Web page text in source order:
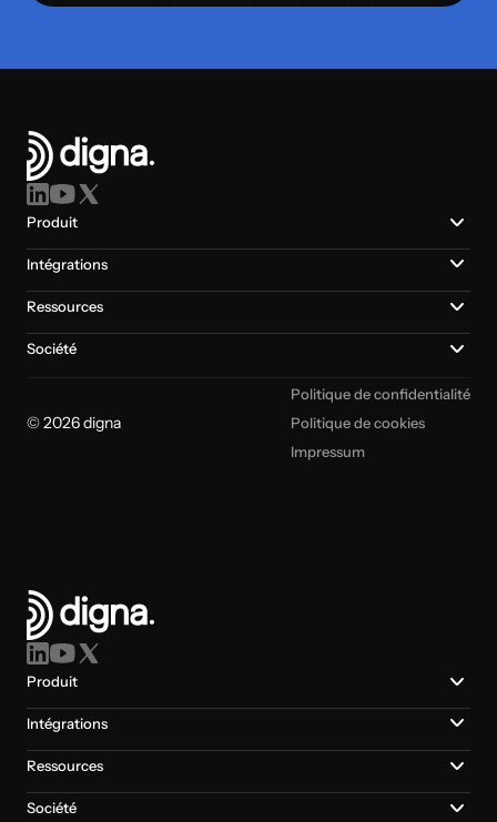
Produit
Intégrations
Ressources
Société
© 2026 digna
Politique de confidentialité
Politique de cookies
Impressum
Produit
Intégrations
Ressources
Société